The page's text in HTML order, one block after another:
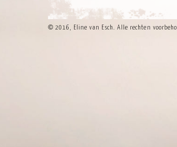
© 2016, Eline van Esch. Alle rechten